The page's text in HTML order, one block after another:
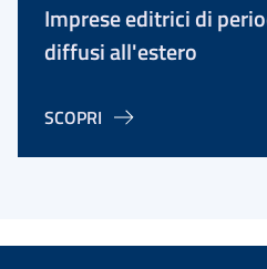
Imprese editrici di
diffusi all'estero
SCOPRI